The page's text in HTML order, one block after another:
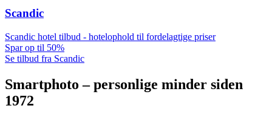
Scandic
Scandic hotel tilbud - hotelophold til fordelagtige priser
Spar op til 50%
Se tilbud fra Scandic
Smartphoto – personlige minder siden
1972